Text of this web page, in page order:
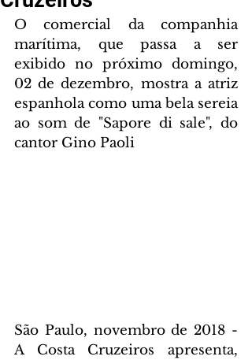
O comercial da companhia
marítima, que passa a ser
exibido no próximo domingo,
02 de dezembro, mostra a atriz
espanhola como uma bela sereia
ao som de "Sapore di sale", do
cantor Gino Paoli
São Paulo, novembro de 2018 -
A Costa Cruzeiros apresenta,